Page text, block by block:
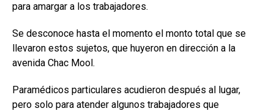
para amargar a los trabajadores.
Se desconoce hasta el momento el monto total que se
llevaron estos sujetos, que huyeron en dirección a la
avenida Chac Mool.
Paramédicos particulares acudieron después al lugar,
pero solo para atender algunos trabajadores que